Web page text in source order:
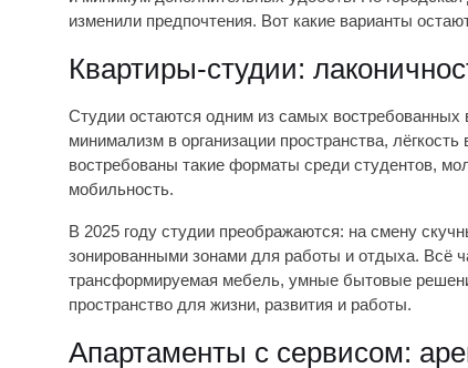
изменили предпочтения. Вот какие варианты
Квартиры-студии:
Студии остаются одним из самых востребованных
минимализм в организации пространства,
востребованы такие форматы среди студентов,
мобильность.
В 2025 году студии преображаются: на смену
зонированными зонами для работы и отдыха. Всё
трансформируемая мебель, умные бытовые
пространство для жизни, развития и работы.
Апартаменты с сервисом: